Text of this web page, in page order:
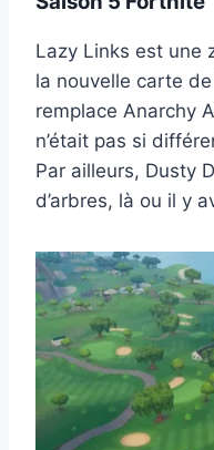
Lazy Links est une
la nouvelle carte
remplace Anarchy
n’était pas si
Par ailleurs, Dusty
d’arbres, là ou il y